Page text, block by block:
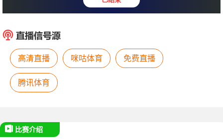
:
高清直播 咪咕体育 免费直播
腾讯体育
比赛介绍